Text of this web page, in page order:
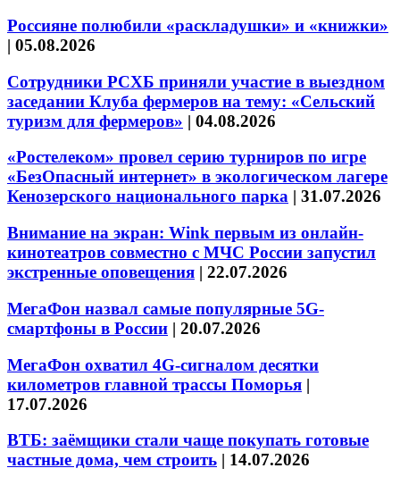
Россияне полюбили «раскладушки» и «книжки»
| 05.08.2026
Сотрудники РСХБ приняли участие в выездном
заседании Клуба фермеров на тему: «Сельский
туризм для фермеров» | 04.08.2026
«Ростелеком» провел серию турниров по игре
«БезОпасный интернет» в экологическом лагере
Кенозерского национального парка | 31.07.2026
Внимание на экран: Wink первым из онлайн-
кинотеатров совместно с МЧС России запустил
экстренные оповещения | 22.07.2026
МегаФон назвал самые популярные 5G-
смартфоны в России | 20.07.2026
МегаФон охватил 4G-сигналом десятки
километров главной трассы Поморья |
17.07.2026
ВТБ: заёмщики стали чаще покупать готовые
частные дома, чем строить | 14.07.2026